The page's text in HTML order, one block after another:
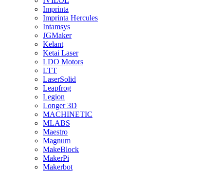
Imprinta
Imprinta Hercules
Intamsys
JGMaker
Kelant
Ketai Laser
LDO Motors
LTT
LaserSolid
Leapfrog
Legion
Longer 3D
MACHINETIC
MLABS
Maestro
Magnum
MakeBlock
MakerPi
Makerbot